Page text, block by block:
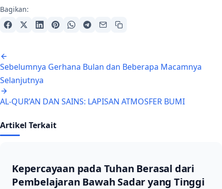
Bagikan:
Navigasi artikel
Sebelumnya Gerhana Bulan dan Beberapa Macamnya
Selanjutnya
AL-QUR’AN DAN SAINS: LAPISAN ATMOSFER BUMI
Artikel Terkait
Kepercayaan pada Tuhan Berasal dari
Pembelajaran Bawah Sadar yang Tinggi